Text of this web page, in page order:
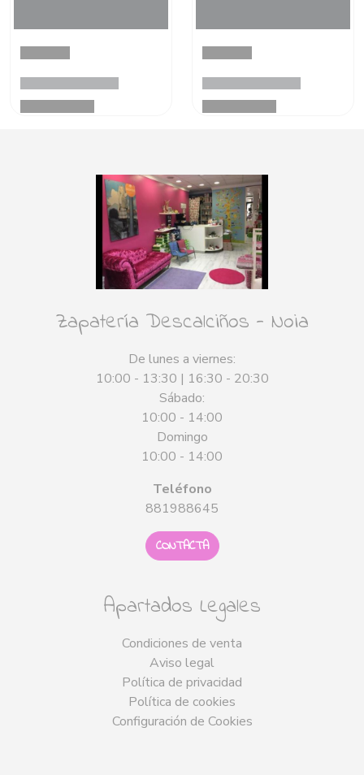
Zapatería Descalciños - Noia
De lunes a viernes:
10:00 - 13:30 | 16:30 - 20:30
Sábado:
10:00 - 14:00
Domingo
10:00 - 14:00
Teléfono
881988645
CONTACTA
Apartados Legales
Condiciones de venta
Aviso legal
Política de privacidad
Política de cookies
Configuración de Cookies